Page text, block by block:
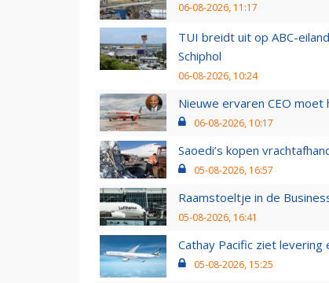
06-08-2026, 11:17
TUI breidt uit op ABC-
Schiphol
06-08-2026, 10:24
Nieuwe ervaren CEO
06-08-2026, 10:17
Saoedi’s kopen
05-08-2026, 16:57
Raamstoeltje in de
05-08-2026, 16:41
Cathay Pacific ziet
05-08-2026, 15:25